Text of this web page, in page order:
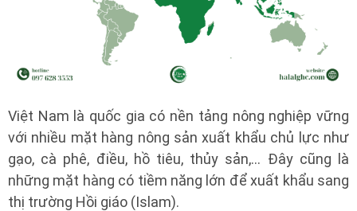
Việt Nam là quốc gia có nền tảng nông nghiệp vững
với nhiều mặt hàng nông sản xuất khẩu chủ lực như
gạo, cà phê, điều, hồ tiêu, thủy sản,… Đây cũng là
những mặt hàng có tiềm năng lớn để xuất khẩu sang
thị trường Hồi giáo (Islam).